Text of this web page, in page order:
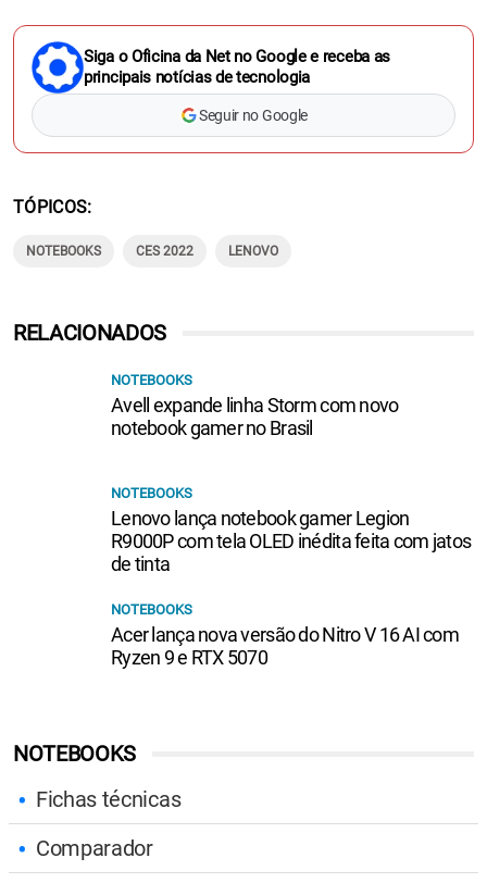
Siga o Oficina da Net no Google e receba as
principais notícias de tecnologia
Seguir no Google
TÓPICOS
NOTEBOOKS CES 2022 LENOVO
NOTEBOOKS
Fichas técnicas
Comparador
RELACIONADOS
NOTEBOOKS
Avell expande linha Storm com novo
notebook gamer no Brasil
NOTEBOOKS
Lenovo lança notebook gamer Legion
R9000P com tela OLED inédita feita com jatos
de tinta
NOTEBOOKS
Acer lança nova versão do Nitro V 16 AI com
Ryzen 9 e RTX 5070